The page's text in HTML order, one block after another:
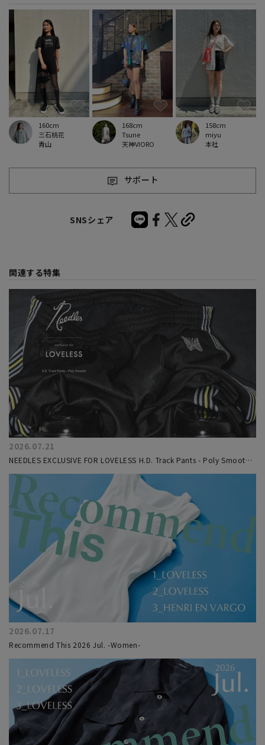
青山
三石桃花
160cm
天神VIORO
Tsune
168cm
本社
miyu
158cm
サポート
SNSシェア
関連する特集
2026.07.21
NEEDLES EXCLUSIVE FOR LOVELESS H.D. Track Pants - Poly Smooth
2026.07.17
Recommend This 2026 Jul. -Women-